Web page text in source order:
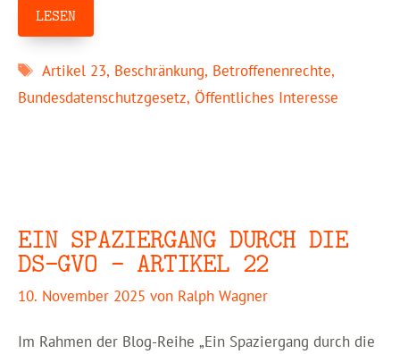
LESEN
Schlagwörter
Artikel 23, Beschränkung, Betroffenenrechte,
Bundesdatenschutzgesetz, Öffentliches Interesse
EIN SPAZIERGANG DURCH DIE
DS-GVO – ARTIKEL 22
10. November 2025 von Ralph Wagner
Im Rahmen der Blog-Reihe „Ein Spaziergang durch die